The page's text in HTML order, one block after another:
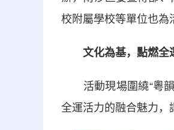
校附屬學校等單位也為
文化為基，點燃全
活動現場圍繞“粵韻
全運活力的融合魅力，